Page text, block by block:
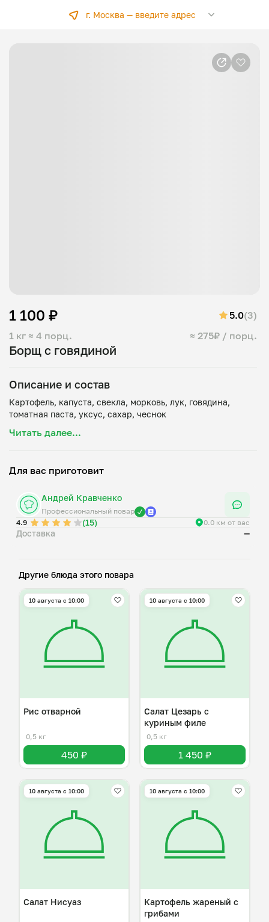
г. Москва —введите адрес
Борщ с говядиной
1 кг ≈ 4 порц. ≈ 275₽ / порц.
1 100 ₽ 5.0(3)
Описание и состав
Картофель, капуста, свекла, морковь, лук, говядина,
Читать далее...
Для вас приготовит
Андрей Кравченко
Профессиональный повар
4.9
(15) 0.0 км от вас
Доставка —
Другие блюда этого повара
10 августа с 10:00
Рис отварной
0,5 кг
450 ₽
10 августа с 10:00
Салат Цезарь с
куриным филе
0,5 кг
1 450 ₽
10 августа с 10:00
Салат Нисуаз
10 августа с 10:00
Картофель жареный с
грибами